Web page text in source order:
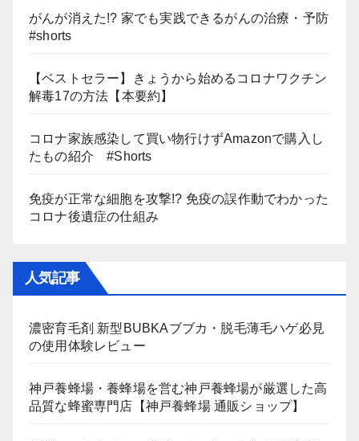
がんが消えた!? 家でも実践できるがんの治療・予防
#shorts
【ベストセラー】きょうから始めるコロナワクチン
解毒17の方法【本要約】
コロナ家族感染して買い物行けずAmazonで購入し
たもの紹介 #Shorts
免疫が正常な細胞を攻撃!? 免疫の誤作動でわかった
コロナ後遺症の仕組み
人気記事
濃密育毛剤 新型BUBKAブブカ・脱毛薄毛ハゲ必見
の使用体験レビュー
神戸養蜂場・養蜂場を営む神戸養蜂場が厳選した高
品質な蜂蜜専門店【神戸養蜂場 通販ショップ】